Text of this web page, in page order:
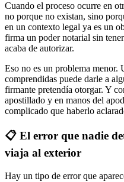
Cuando el proceso ocurre en
no porque no existan, sino
en un contexto legal ya es un
firma un poder notarial sin
acaba de autorizar.
Eso no es un problema menor.
comprendidas puede darle a
firmante pretendía otorgar. Y
apostillado y en manos del
complicado que haberlo
📋 El error que nadie
viaja al exterior
Hay un tipo de error que